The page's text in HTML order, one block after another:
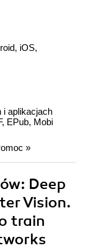
iOS,
i aplikacjach
EPub, Mobi
»
Deep
Vision.
train